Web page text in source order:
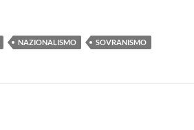
NAZIONALISMO SOVRANISMO